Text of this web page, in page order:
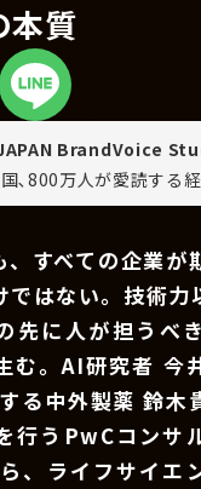
本質
BrandVoice
､800万人が愛読する
、すべての企業が
ではない。技術力
先に人が担うべ
む。AI研究者 今
る中外製薬 鈴木
行うPwCコンサ
、ライフサイエ